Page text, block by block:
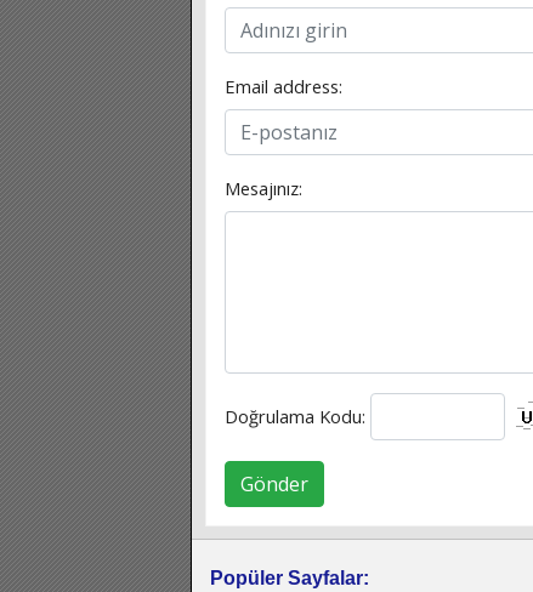
Email address:
Mesajınız:
Doğrulama Kodu:
Gönder
Popüler Sayfalar: